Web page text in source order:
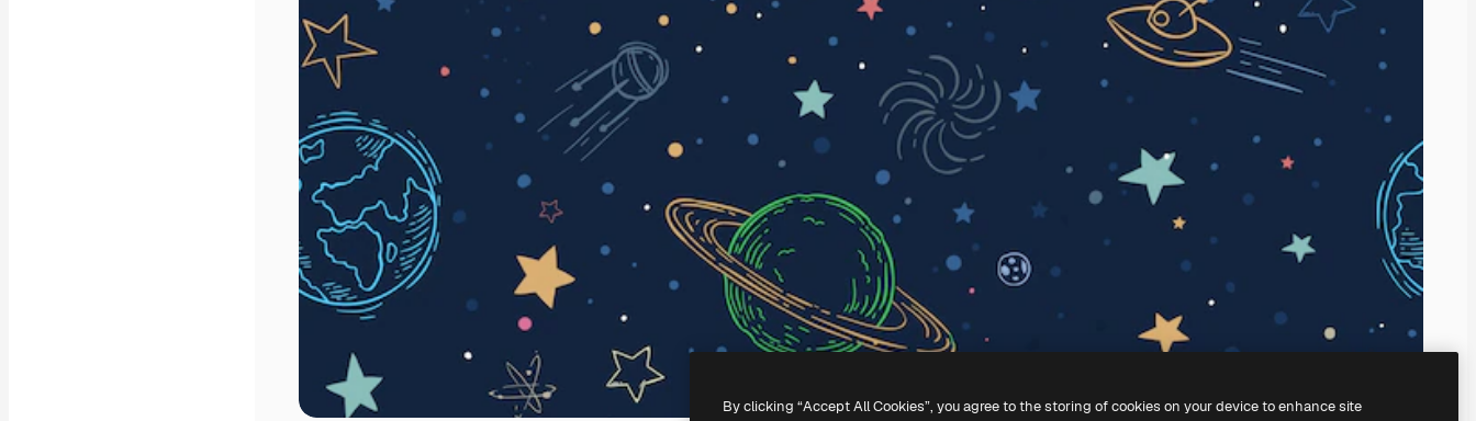
By clicking “Accept All Cookies”, you agree to the storing of cookies on your device to enhance site